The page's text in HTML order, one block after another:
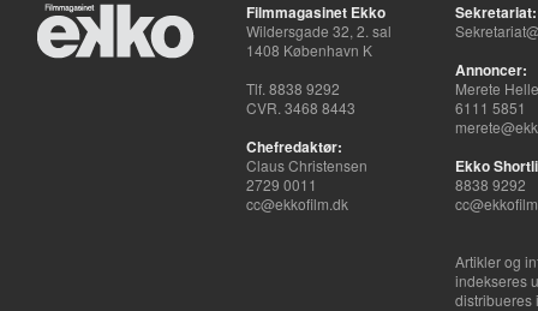
Filmmagasinet Ekko
Wildersgade 32, 2. sal
1408 København K
Tlf. 8838 9292
CVR. 3468 8443
Chefredaktør:
Claus Christensen
2729 0011
cc@ekkofilm.dk
Sekretariat:
Annoncer:
Merete
6111 5851
Ekko
8838 9292
Artikler og
indekseres
distribueres